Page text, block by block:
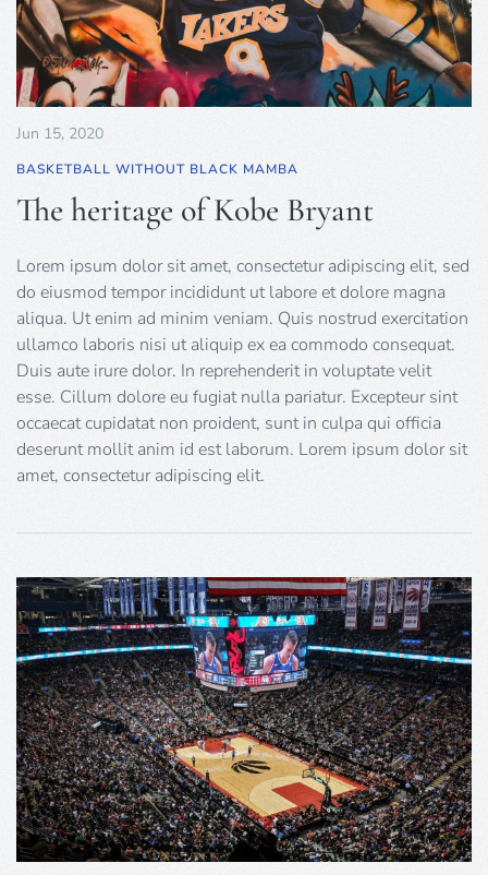
Jun 15, 2020
BASKETBALL WITHOUT BLACK MAMBA
The heritage of Kobe Bryant
Lorem ipsum dolor sit amet, consectetur adipiscing elit, sed
do eiusmod tempor incididunt ut labore et dolore magna
aliqua. Ut enim ad minim veniam. Quis nostrud exercitation
ullamco laboris nisi ut aliquip ex ea commodo consequat.
Duis aute irure dolor. In reprehenderit in voluptate velit
esse. Cillum dolore eu fugiat nulla pariatur. Excepteur sint
occaecat cupidatat non proident, sunt in culpa qui officia
deserunt mollit anim id est laborum. Lorem ipsum dolor sit
amet, consectetur adipiscing elit.